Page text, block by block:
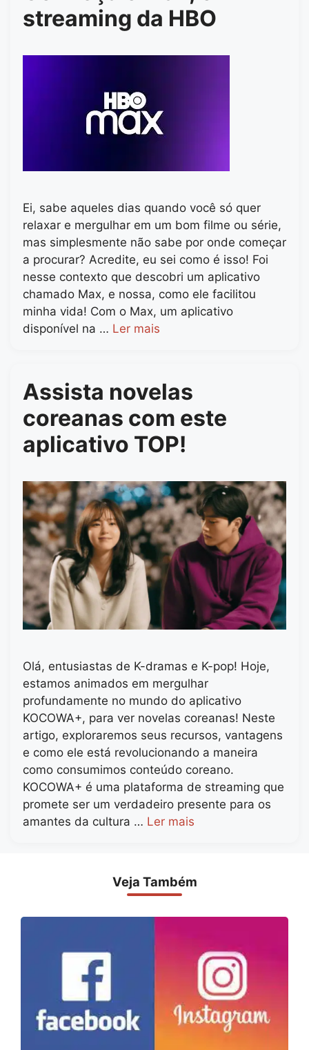
streaming da HBO
Ei, sabe aqueles dias quando você só quer
relaxar e mergulhar em um bom filme ou série,
mas simplesmente não sabe por onde começar
a procurar? Acredite, eu sei como é isso! Foi
nesse contexto que descobri um aplicativo
chamado Max, e nossa, como ele facilitou
minha vida! Com o Max, um aplicativo
disponível na … Ler mais
Assista novelas
coreanas com este
aplicativo TOP!
Olá, entusiastas de K-dramas e K-pop! Hoje,
estamos animados em mergulhar
profundamente no mundo do aplicativo
KOCOWA+, para ver novelas coreanas! Neste
artigo, exploraremos seus recursos, vantagens
e como ele está revolucionando a maneira
como consumimos conteúdo coreano.
KOCOWA+ é uma plataforma de streaming que
promete ser um verdadeiro presente para os
amantes da cultura … Ler mais
Veja Também